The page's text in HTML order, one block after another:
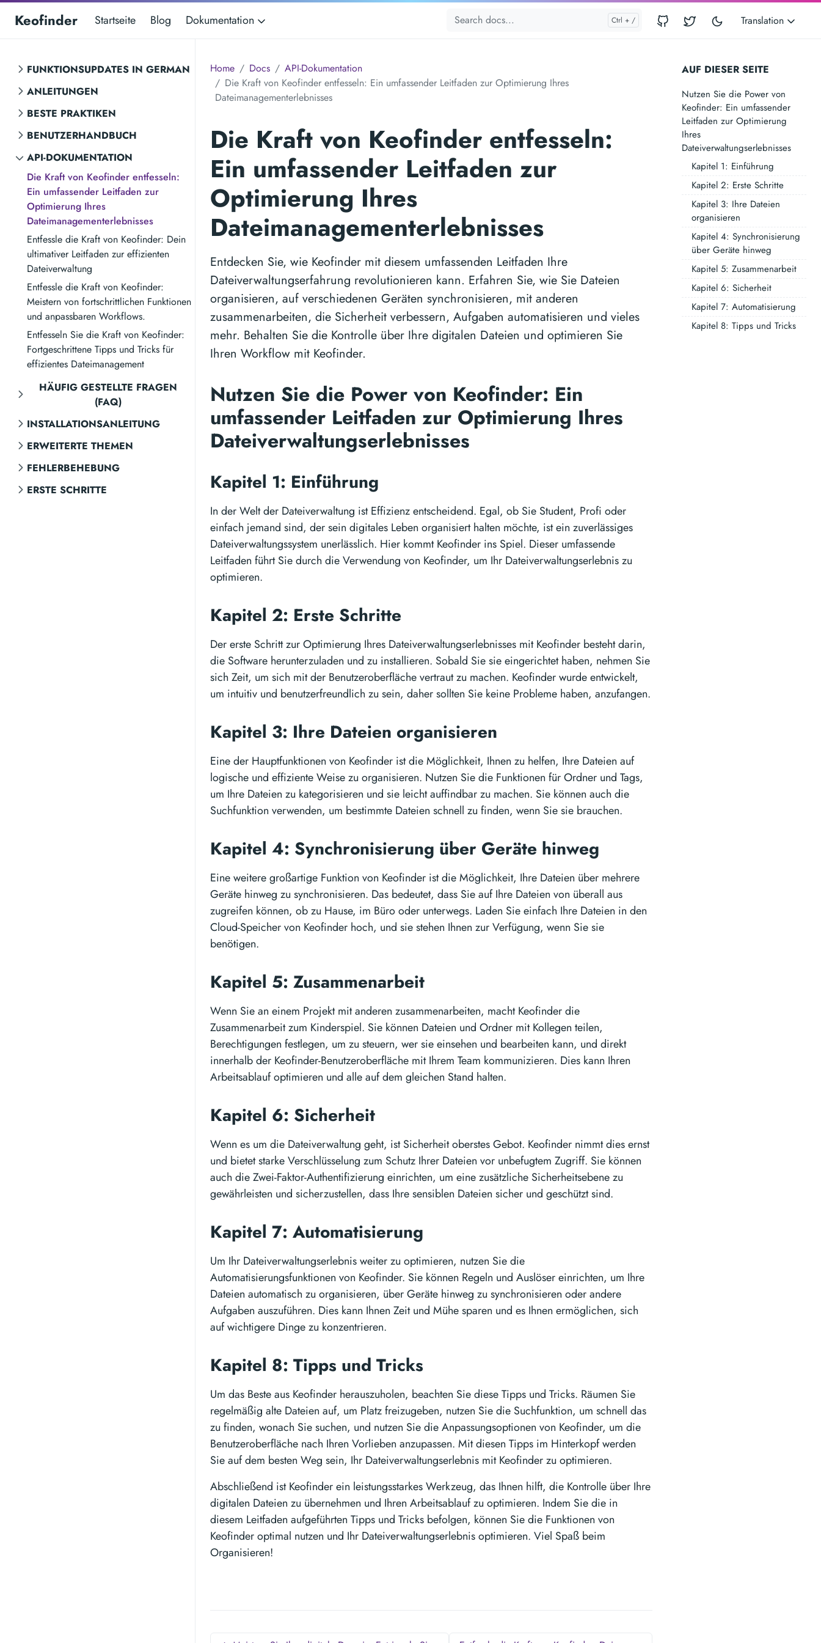
Keofinder Startseite Blog Dokumentation Translation
FUNKTIONSUPDATES IN GERMAN
ANLEITUNGEN
BESTE PRAKTIKEN
BENUTZERHANDBUCH
API-DOKUMENTATION
Die Kraft von Keofinder entfesseln:
Ein umfassender Leitfaden zur
Optimierung Ihres
Dateimanagementerlebnisses
Entfessle die Kraft von Keofinder: Dein
ultimativer Leitfaden zur effizienten
Dateiverwaltung
Entfessle die Kraft von Keofinder:
Meistern von fortschrittlichen Funktionen
und anpassbaren Workflows.
Entfesseln Sie die Kraft von Keofinder:
Fortgeschrittene Tipps und Tricks für
effizientes Dateimanagement
HÄUFIG GESTELLTE FRAGEN
(FAQ)
INSTALLATIONSANLEITUNG
ERWEITERTE THEMEN
FEHLERBEHEBUNG
ERSTE SCHRITTE
AUF DIESER SEITE
Nutzen Sie die Power von
Keofinder: Ein umfassender
Leitfaden zur Optimierung
Ihres
Dateiverwaltungserlebnisses
Kapitel 1: Einführung
Kapitel 2: Erste Schritte
Kapitel 3: Ihre Dateien
organisieren
Kapitel 4: Synchronisierung
über Geräte hinweg
Kapitel 5: Zusammenarbeit
Kapitel 6: Sicherheit
Kapitel 7: Automatisierung
Kapitel 8: Tipps und Tricks
Home Docs
API-Dokumentation
Die Kraft von Keofinder entfesseln: Ein umfassender Leitfaden zur Optimierung Ihres
Dateimanagementerlebnisses
Die Kraft von Keofinder entfesseln:
Ein umfassender Leitfaden zur
Optimierung Ihres
Dateimanagementerlebnisses
Entdecken Sie, wie Keofinder mit diesem umfassenden Leitfaden Ihre
Dateiverwaltungserfahrung revolutionieren kann. Erfahren Sie, wie Sie Dateien
organisieren, auf verschiedenen Geräten synchronisieren, mit anderen
zusammenarbeiten, die Sicherheit verbessern, Aufgaben automatisieren und vieles
mehr. Behalten Sie die Kontrolle über Ihre digitalen Dateien und optimieren Sie
Ihren Workflow mit Keofinder.
Nutzen Sie die Power von Keofinder: Ein
umfassender Leitfaden zur Optimierung Ihres
Dateiverwaltungserlebnisses
Kapitel 1: Einführung
In der Welt der Dateiverwaltung ist Effizienz entscheidend. Egal, ob Sie Student, Profi oder
einfach jemand sind, der sein digitales Leben organisiert halten möchte, ist ein zuverlässiges
Dateiverwaltungssystem unerlässlich. Hier kommt Keofinder ins Spiel. Dieser umfassende
Leitfaden führt Sie durch die Verwendung von Keofinder, um Ihr Dateiverwaltungserlebnis zu
optimieren.
Kapitel 2: Erste Schritte
Der erste Schritt zur Optimierung Ihres Dateiverwaltungserlebnisses mit Keofinder besteht darin,
die Software herunterzuladen und zu installieren. Sobald Sie sie eingerichtet haben, nehmen Sie
sich Zeit, um sich mit der Benutzeroberfläche vertraut zu machen. Keofinder wurde entwickelt,
um intuitiv und benutzerfreundlich zu sein, daher sollten Sie keine Probleme haben, anzufangen.
Kapitel 3: Ihre Dateien organisieren
Eine der Hauptfunktionen von Keofinder ist die Möglichkeit, Ihnen zu helfen, Ihre Dateien auf
logische und effiziente Weise zu organisieren. Nutzen Sie die Funktionen für Ordner und Tags,
um Ihre Dateien zu kategorisieren und sie leicht auffindbar zu machen. Sie können auch die
Suchfunktion verwenden, um bestimmte Dateien schnell zu finden, wenn Sie sie brauchen.
Kapitel 4: Synchronisierung über Geräte hinweg
Eine weitere großartige Funktion von Keofinder ist die Möglichkeit, Ihre Dateien über mehrere
Geräte hinweg zu synchronisieren. Das bedeutet, dass Sie auf Ihre Dateien von überall aus
zugreifen können, ob zu Hause, im Büro oder unterwegs. Laden Sie einfach Ihre Dateien in den
Cloud-Speicher von Keofinder hoch, und sie stehen Ihnen zur Verfügung, wenn Sie sie
benötigen.
Kapitel 5: Zusammenarbeit
Wenn Sie an einem Projekt mit anderen zusammenarbeiten, macht Keofinder die
Zusammenarbeit zum Kinderspiel. Sie können Dateien und Ordner mit Kollegen teilen,
Berechtigungen festlegen, um zu steuern, wer sie einsehen und bearbeiten kann, und direkt
innerhalb der Keofinder-Benutzeroberfläche mit Ihrem Team kommunizieren. Dies kann Ihren
Arbeitsablauf optimieren und alle auf dem gleichen Stand halten.
Kapitel 6: Sicherheit
Wenn es um die Dateiverwaltung geht, ist Sicherheit oberstes Gebot. Keofinder nimmt dies ernst
und bietet starke Verschlüsselung zum Schutz Ihrer Dateien vor unbefugtem Zugriff. Sie können
auch die Zwei-Faktor-Authentifizierung einrichten, um eine zusätzliche Sicherheitsebene zu
gewährleisten und sicherzustellen, dass Ihre sensiblen Dateien sicher und geschützt sind.
Kapitel 7: Automatisierung
Um Ihr Dateiverwaltungserlebnis weiter zu optimieren, nutzen Sie die
Automatisierungsfunktionen von Keofinder. Sie können Regeln und Auslöser einrichten, um Ihre
Dateien automatisch zu organisieren, über Geräte hinweg zu synchronisieren oder andere
Aufgaben auszuführen. Dies kann Ihnen Zeit und Mühe sparen und es Ihnen ermöglichen, sich
auf wichtigere Dinge zu konzentrieren.
Kapitel 8: Tipps und Tricks
Um das Beste aus Keofinder herauszuholen, beachten Sie diese Tipps und Tricks. Räumen Sie
regelmäßig alte Dateien auf, um Platz freizugeben, nutzen Sie die Suchfunktion, um schnell das
zu finden, wonach Sie suchen, und nutzen Sie die Anpassungsoptionen von Keofinder, um die
Benutzeroberfläche nach Ihren Vorlieben anzupassen. Mit diesen Tipps im Hinterkopf werden
Sie auf dem besten Weg sein, Ihr Dateiverwaltungserlebnis mit Keofinder zu optimieren.
Abschließend ist Keofinder ein leistungsstarkes Werkzeug, das Ihnen hilft, die Kontrolle über Ihre
digitalen Dateien zu übernehmen und Ihren Arbeitsablauf zu optimieren. Indem Sie die in
diesem Leitfaden aufgeführten Tipps und Tricks befolgen, können Sie die Funktionen von
Keofinder optimal nutzen und Ihr Dateiverwaltungserlebnis optimieren. Viel Spaß beim
Organisieren!